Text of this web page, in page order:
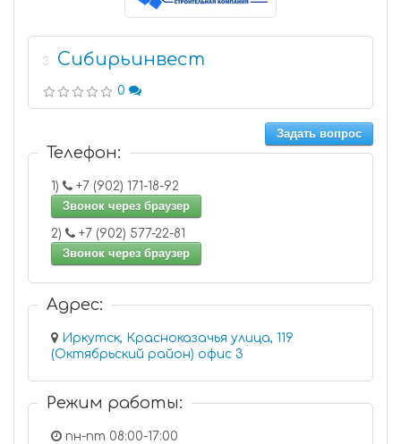
3 Сибирьинвест
0
Задать вопрос
Телефон:
1)
+7 (902) 171-18-92
Звонок через браузер
2)
+7 (902) 577-22-81
Звонок через браузер
Адрес:
Иркутск, Красноказачья улица, 119
(Октябрьский район) офис 3
Режим работы:
пн-пт 08:00-17:00